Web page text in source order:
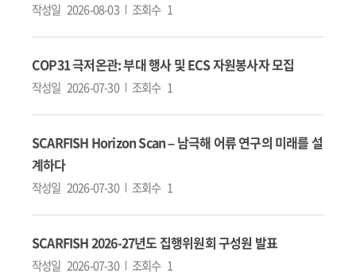
작성일 2026-08-03 조회수 1
COP31 극저온관: 부대 행사 및 ECS 자원봉사자 모집
작성일 2026-07-30 조회수 1
SCARFISH Horizon Scan – 남극해 어류 연구의 미래를 설
계하다
작성일 2026-07-30 조회수 1
SCARFISH 2026-27년도 집행위원회 구성원 발표
작성일 2026-07-30 조회수 1